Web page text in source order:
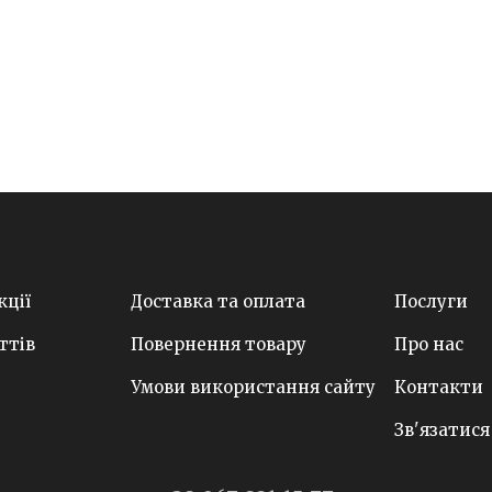
Доставка та оплата
Повернення товару
Умови використання сайту
Послуги
Про нас
Контакти
Зв'язатися